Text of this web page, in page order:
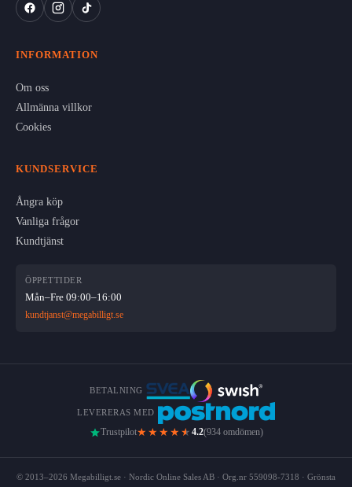
INFORMATION
Om oss
Allmänna villkor
Cookies
KUNDSERVICE
Ångra köp
Vanliga frågor
Kundtjänst
ÖPPETTIDER
Mån–Fre 09:00–16:00
kundtjanst@megabilligt.se
BETALNING
LEVERERAS MED
Trustpilot★★★★ ★ 4.2(934 omdömen)
© 2013–2026 Megabilligt.se · Nordic Online Sales AB · Org.nr 559098-7318 · Grönsta